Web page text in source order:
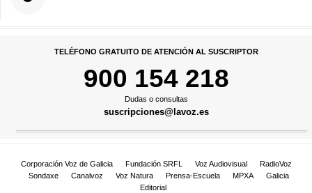
TELÉFONO GRATUITO DE ATENCIÓN AL SUSCRIPTOR
900 154 218
Dudas o consultas
suscripciones@lavoz.es
Corporación Voz de Galicia Fundación SRFL Voz Audiovisual
RadioVoz
Sondaxe
Canalvoz Voz Natura Prensa-Escuela MPXA
Galicia
Editorial